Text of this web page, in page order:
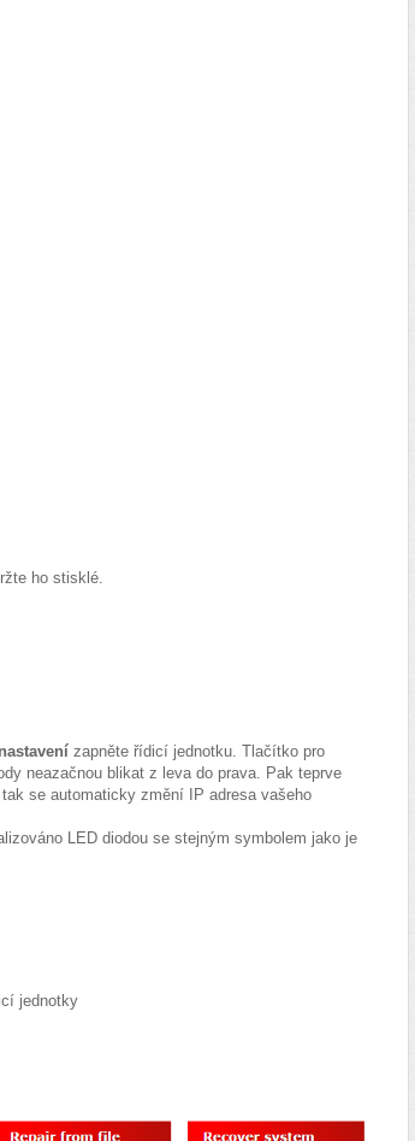
ho stisklé.
zapněte řídicí jednotku. Tlačítko pro
neazačnou blikat z leva do prava. Pak teprve
se automaticky změní IP adresa vašeho
LED diodou se stejným symbolem jako je
jednotky